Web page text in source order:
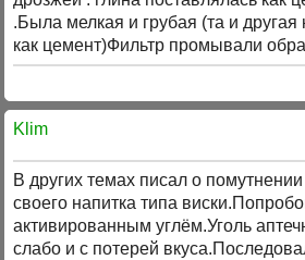
.Была мелкая и грубая (та и
как цемент)Фильтр промывали
Klim
В других темах писал о
своего напитка типа
активированным углём.Уголь
слабо и с потерей